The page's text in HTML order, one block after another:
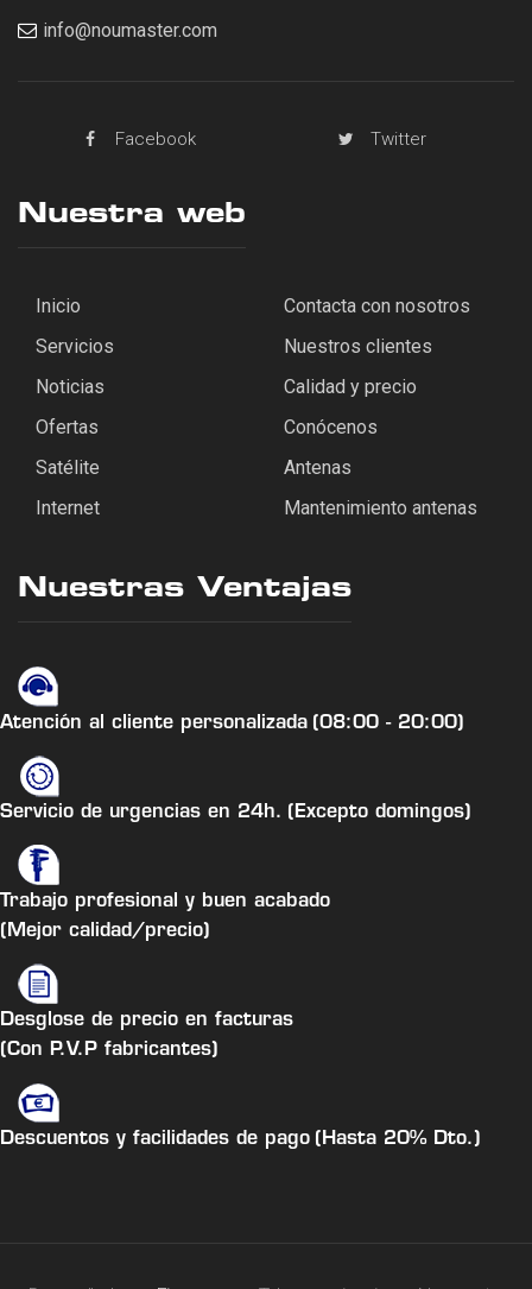
info@noumaster.com
Facebook Twitter
Nuestra web
Inicio
Servicios
Noticias
Ofertas
Satélite
Internet
Contacta con nosotros
Nuestros clientes
Calidad y precio
Conócenos
Antenas
Mantenimiento antenas
Nuestras Ventajas
Atención al cliente personalizada (08:00 - 20:00)
Servicio de urgencias en 24h. (Excepto domingos)
Trabajo profesional y buen acabado
(Mejor calidad/precio)
Desglose de precio en facturas
(Con P.V.P fabricantes)
Descuentos y facilidades de pago (Hasta 20% Dto.)